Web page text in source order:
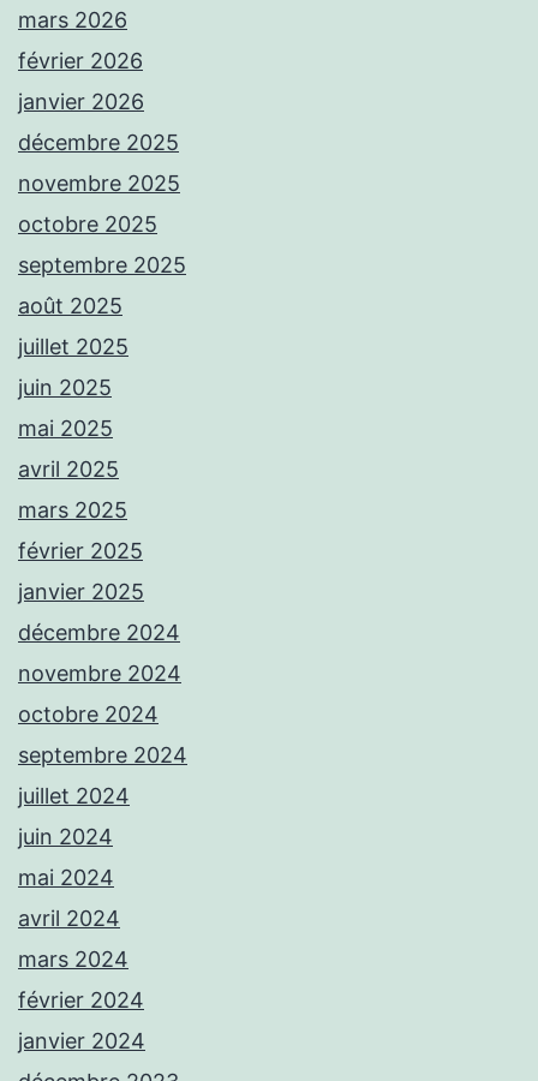
mars 2026
février 2026
janvier 2026
décembre 2025
novembre 2025
octobre 2025
septembre 2025
août 2025
juillet 2025
juin 2025
mai 2025
avril 2025
mars 2025
février 2025
janvier 2025
décembre 2024
novembre 2024
octobre 2024
septembre 2024
juillet 2024
juin 2024
mai 2024
avril 2024
mars 2024
février 2024
janvier 2024